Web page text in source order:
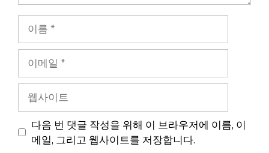
일
트
다음 번 댓글 작성을 위해 이 브라우저에 이름, 이
메일, 그리고 웹사이트를 저장합니다.